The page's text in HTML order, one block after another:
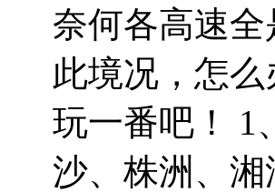
奈何各高速
此境况，怎
玩一番吧！ 1
沙、株洲、湘